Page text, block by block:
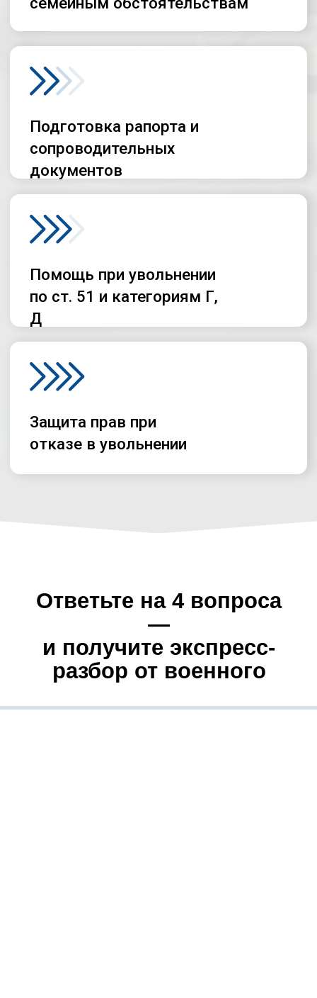
Ответьте на 4 вопроса
разбор от военного
юриста по увольнению